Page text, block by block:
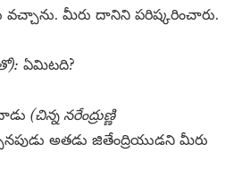
వచ్చాను. మీరు దానిని పరిష్కరించారు.
ఏమిటది?
(చిన్న నరేంద్రుణ్ణి
అతడు జితేంద్రియుడని మీరు